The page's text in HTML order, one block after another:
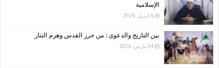
الإسلامية
6 أبريل، 2026
بين التاريخ والدعوى : من حرر القدس وهزم التتار
24 مارس، 2026